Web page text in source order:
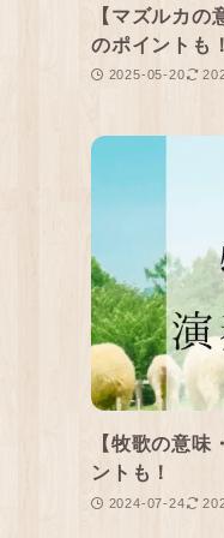
【マズルカ
のポイントも！
2025-05-20
【牧歌の意
ントも！
2024-07-24